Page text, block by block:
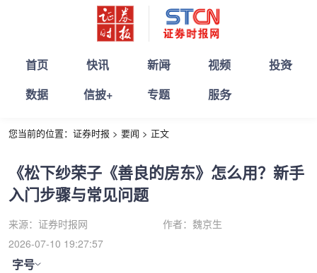
首页 快讯 新闻 视频
投资
数据
信披+ 专题 服务
您当前的位置： 证券时报 > 要闻 > 正文
《松下纱荣子《善良的房东》怎么用？新手
入门步骤与常见问题
来源： 证券时报网 作者： 魏京生
2026-07-10 19:27:57
字号